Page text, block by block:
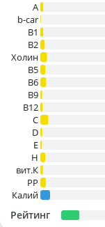
A
b-car
В1
B2
Холин
B5
B6
B9
B12
C
D
E
H
вит.К
PP
Калий
Рейтинг